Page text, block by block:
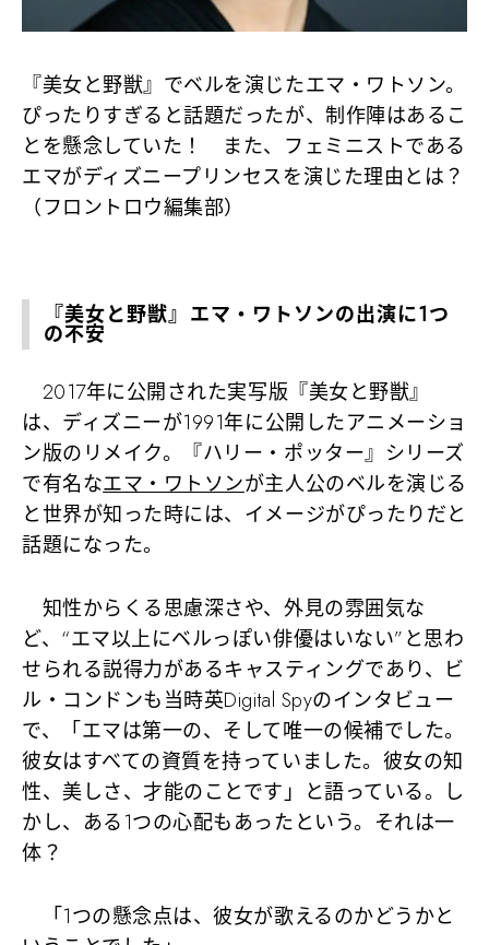
『美女と野獣』でベルを演じたエマ・ワトソン。
ぴったりすぎると話題だったが、制作陣はあるこ
とを懸念していた！ また、フェミニストである
エマがディズニープリンセスを演じた理由とは？
（フロントロウ編集部）
『美女と野獣』エマ・ワトソンの出演に1つ
の不安
2017年に公開された実写版『美女と野獣』
は、ディズニーが1991年に公開したアニメーショ
ン版のリメイク。『ハリー・ポッター』シリーズ
で有名なエマ・ワトソンが主人公のベルを演じる
と世界が知った時には、イメージがぴったりだと
話題になった。
知性からくる思慮深さや、外見の雰囲気な
ど、“エマ以上にベルっぽい俳優はいない”と思わ
せられる説得力があるキャスティングであり、ビ
ル・コンドンも当時英Digital Spyのインタビュー
で、「エマは第一の、そして唯一の候補でした。
彼女はすべての資質を持っていました。彼女の知
性、美しさ、才能のことです」と語っている。し
かし、ある1つの心配もあったという。それは一
体？
「1つの懸念点は、彼女が歌えるのかどうかと